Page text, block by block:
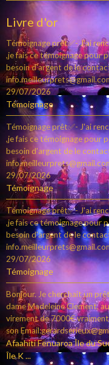
Livre d'or
Témoignage prêt✅- J'ai
,je fais ce témoignage pour
besoin d'argent de le
29/07/2026
Témoignage
Témoignage prêt✅- J'ai
,je fais ce témoignage pour
besoin d'argent de le
29/07/2026
Témoignage
Témoignage prêt✅- J'ai
,je fais ce témoignage pour
besoin d'argent de le
29/07/2026
Témoignage
Bonjour. Je cherchait un
dame Madeleine Clement,
virement de 7000€ vraiment
son
Afaahiti Fenuaroa Île du
Île K ...